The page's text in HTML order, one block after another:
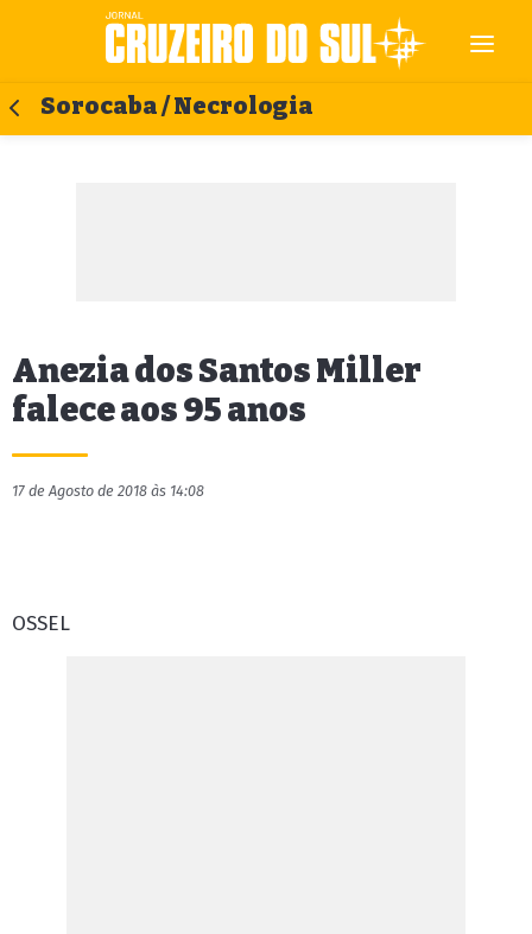
Sorocaba / Necrologia
Anezia dos Santos Miller
falece aos 95 anos
17 de Agosto de 2018 às 14:08
OSSEL